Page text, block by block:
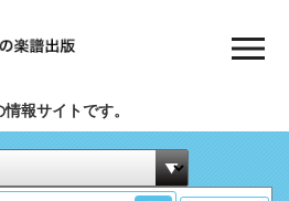
報サイトです。